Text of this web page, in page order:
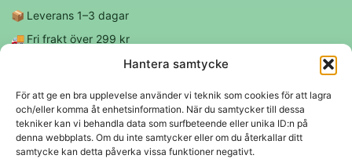
Hantera samtycke
För att ge en bra upplevelse använder vi teknik som cookies för att lagra
och/eller komma åt enhetsinformation. När du samtycker till dessa
tekniker kan vi behandla data som surfbeteende eller unika ID:n på
denna webbplats. Om du inte samtycker eller om du återkallar ditt
samtycke kan detta påverka vissa funktioner negativt.
📦 Leverans 1–3 dagar
🚚 Fri frakt över 299 kr
Följ oss
f ◎